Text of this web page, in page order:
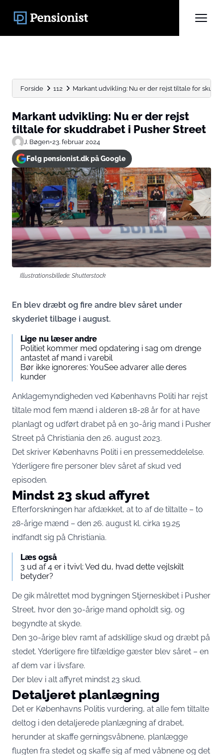
Forside 112 Markant udvikling: Nu er der rejst tiltale for
Markant udvikling: Nu er der rejst
tiltale for skuddrabet i Pusher Street
J. Bøgen•23. februar 2024
Følg pensionist.dk på Google
Illustrationsbillede: Shutterstock
En blev dræbt og fire andre blev såret under
skyderiet tilbage i august.
Lige nu læser andre
Politiet kommer med opdatering i sag om drenge
antastet af mand i varebil
Bør ikke ignoreres: YouSee advarer alle deres
kunder
Anklagemyndigheden ved Københavns Politi har rejst
tiltale mod fem mænd i alderen 18-28 år for at have
planlagt og udført drabet på en 30-årig mand i Pusher
Street på Christiania den 26. august 2023.
Det skriver Københavns Politi i en pressemeddelelse.
Yderligere fire personer blev såret af skud ved
episoden.
Mindst 23 skud affyret
Efterforskningen har afdækket, at to af de tiltalte – to
28-årige mænd – den 26. august kl. cirka 19.25
indfandt sig på Christiania.
Læs også
3 ud af 4 er i tvivl: Ved du, hvad dette vejlskilt
betyder?
De gik målrettet mod bygningen Stjerneskibet i Pusher
Street, hvor den 30-årige mand opholdt sig, og
begyndte at skyde.
Den 30-årige blev ramt af adskillige skud og dræbt på
stedet. Yderligere fire tilfældige gæster blev såret – en
af dem var i livsfare.
Der blev i alt affyret mindst 23 skud.
Detaljeret planlægning
Det er Københavns Politis vurdering, at alle fem tiltalte
deltog i den detaljerede planlægning af drabet,
herunder at skaffe gerningsvåbnene, planlægge
flugten fra stedet og skaffe sig af med våbnene og det